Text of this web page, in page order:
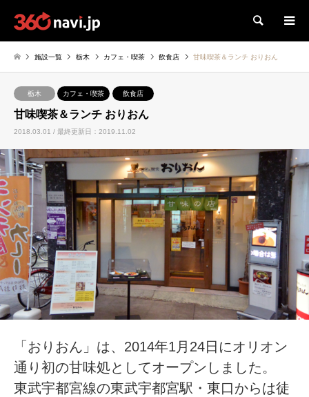
検索
施設一覧 栃木 カフェ・喫茶 飲食店 甘味喫茶＆ランチ おりおん
栃木 カフェ・喫茶 飲食店
甘味喫茶＆ランチ おりおん
2018.03.01 / 最終更新日：2019.11.02
「おりおん」は、2014年1月24日にオリオン
通り初の甘味処としてオープンしました。
東武宇都宮線の東武宇都宮駅・東口からは徒